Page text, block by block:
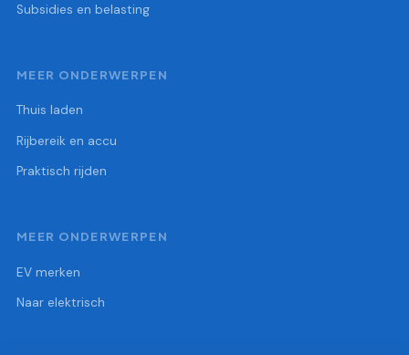
Subsidies en belasting
MEER ONDERWERPEN
Thuis laden
Rijbereik en accu
Praktisch rijden
MEER ONDERWERPEN
EV merken
Naar elektrisch